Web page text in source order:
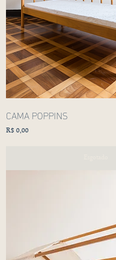
CAMA POPPINS
Preço
R$ 0,00